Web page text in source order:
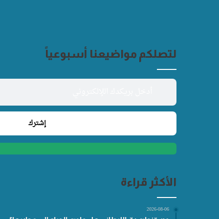
لتصلكم مواضيعنا أسبوعياً
الأكثر قراءة
2026-08-06